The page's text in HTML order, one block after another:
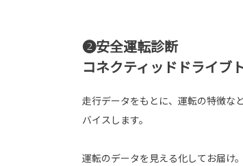
❷安全運転診断
コネクティッドドライブ
走行データをもとに、運転の特徴な
バイスします。
運転のデータを見える化してお届け